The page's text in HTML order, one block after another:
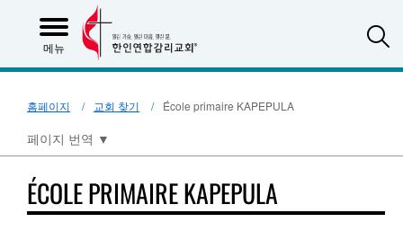
메뉴
홈페이지 교회 찾기 École primaire KAPEPULA
페이지 번역 ▼
ÉCOLE PRIMAIRE KAPEPULA